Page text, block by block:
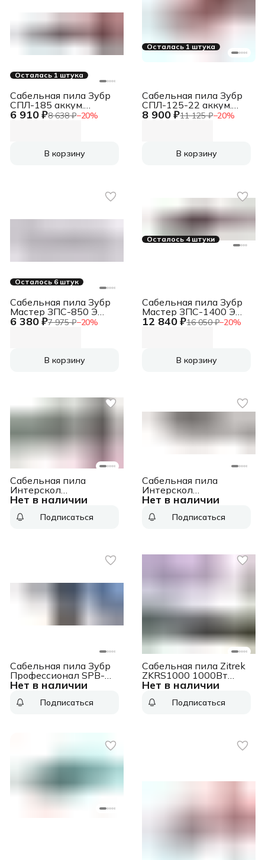
Осталась 1 штука
6 910 ₽8 638 ₽−20%
Сабельная пила Зубр
СПЛ-185 аккум.
2600ход/мин
В корзину
Осталась 1 штука
8 900 ₽11 125 ₽−20%
Сабельная пила Зубр
СПЛ-125-22 аккум.
2700ход/мин
В корзину
Осталось 6 штук
6 380 ₽7 975 ₽−20%
Сабельная пила Зубр
Мастер ЗПС-850 Э
800Вт 2800ход/мин
В корзину
Осталось 4 штуки
12 840 ₽16 050 ₽−20%
Сабельная пила Зубр
Мастер ЗПС-1400 Э
1400Вт 2800ход/мин
В корзину
Нет в наличии
Сабельная пила
Интерскол
НПА-200/36В аккум.
(833.2.2.70)Подписаться
Нет в наличии
Сабельная пила
Интерскол
НП-120/1010Э 1010Вт
(137.1.0.00)Подписаться
Нет в наличии
Сабельная пила Зубр
Профессионал SPB-
180-41 аккум.
Подписаться
Нет в наличии
Сабельная пила Zitrek
ZKRS1000 1000Вт
2800ход/мин (085-
Подписаться